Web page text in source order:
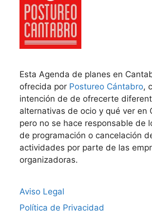
Esta Agenda de planes en
ofrecida por Postureo Cántabro,
intención de de ofrecerte
alternativas de ocio y qué ver en
pero no se hace responsable de
de programación o cancelación
actividades por parte de las
organizadoras.
Aviso Legal
Política de Privacidad